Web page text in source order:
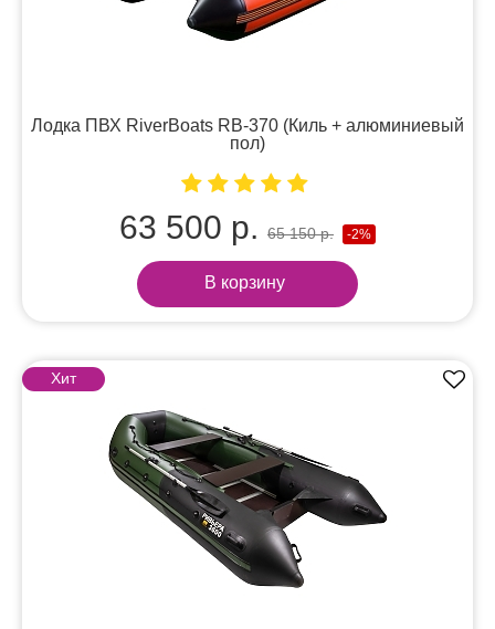
Лодка ПВХ RiverBoats RB-370 (Киль + алюминиевый
пол)
63 500 р. 65 150 р. -2%
В корзину
Хит